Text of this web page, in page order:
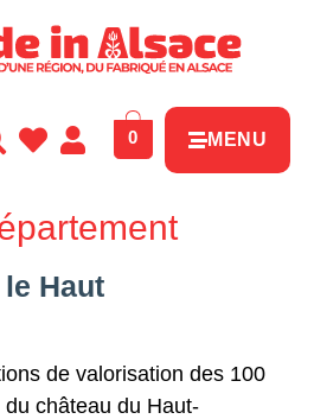
0 MENU
Haut
de valorisation des 100
château du Haut-